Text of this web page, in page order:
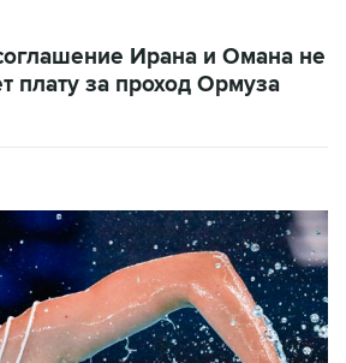
Ирана и Омана не
плату за проход Ормуза